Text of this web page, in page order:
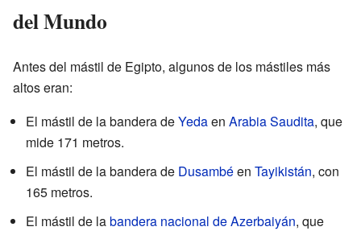
del Mundo
Antes del mástil de Egipto, algunos de los mástiles más
altos eran:
El mástil de la bandera deYedaen Arabia Saudita, que
mide 171 metros.
El mástil de la bandera de Dusambéen Tayikistán, con
165 metros.
El mástil de labandera nacional de Azerbaiyán, que